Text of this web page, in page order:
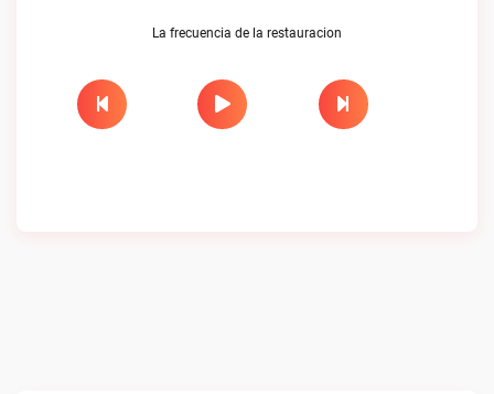
La frecuencia de la restauracion